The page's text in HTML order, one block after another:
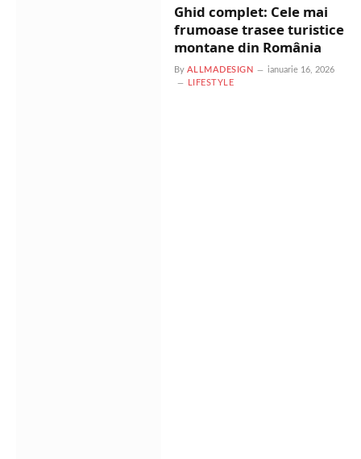
Ghid complet: Cele mai
frumoase trasee turistice
montane din România
By ALLMADESIGN
ianuarie 16, 2026
LIFESTYLE